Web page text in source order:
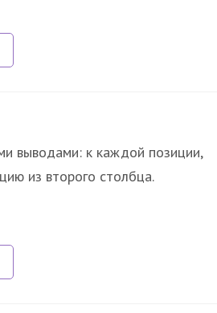
выводами: к каждой позиции,
из второго столбца.